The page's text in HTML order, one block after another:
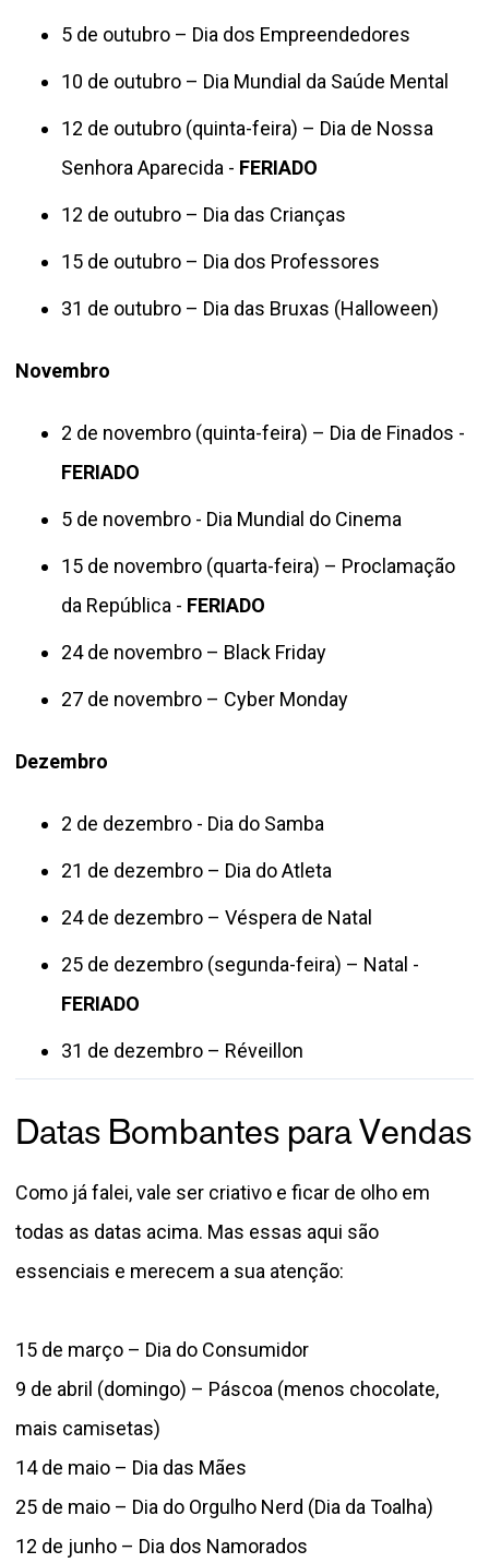
5 de outubro – Dia dos Empreendedores
10 de outubro – Dia Mundial da Saúde Mental
12 de outubro (quinta-feira) – Dia de Nossa
Senhora Aparecida - FERIADO
12 de outubro – Dia das Crianças
15 de outubro – Dia dos Professores
31 de outubro – Dia das Bruxas (Halloween)
Novembro
2 de novembro (quinta-feira) – Dia de Finados -
FERIADO
5 de novembro - Dia Mundial do Cinema
15 de novembro (quarta-feira) – Proclamação
da República - FERIADO
24 de novembro – Black Friday
27 de novembro – Cyber Monday
Dezembro
2 de dezembro - Dia do Samba
21 de dezembro – Dia do Atleta
24 de dezembro – Véspera de Natal
25 de dezembro (segunda-feira) – Natal -
FERIADO
31 de dezembro – Réveillon
Datas Bombantes para Vendas
Como já falei, vale ser criativo e ficar de olho em
todas as datas acima. Mas essas aqui são
essenciais e merecem a sua atenção:
15 de março – Dia do Consumidor
9 de abril (domingo) – Páscoa (menos chocolate,
mais camisetas)
14 de maio – Dia das Mães
25 de maio – Dia do Orgulho Nerd (Dia da Toalha)
12 de junho – Dia dos Namorados